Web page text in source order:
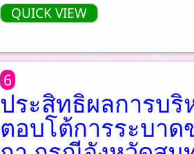
QUICK VIEW
6
ประสิทธิผลการบริ
ตอบโต้การระบาด